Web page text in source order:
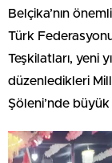
Belçika’nın
Türk
Teşkilatları, yeni
düzenledikleri
Şöleni’nde